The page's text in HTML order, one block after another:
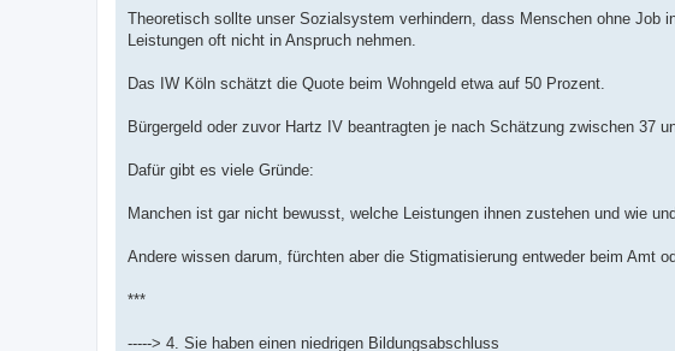
Theoretisch sollte unser Sozialsystem verhindern, dass Menschen ohne Job
Leistungen oft nicht in Anspruch nehmen.
Das IW Köln schätzt die Quote beim Wohngeld etwa auf 50 Prozent.
Bürgergeld oder zuvor Hartz IV beantragten je nach Schätzung zwischen 37
Dafür gibt es viele Gründe:
Manchen ist gar nicht bewusst, welche Leistungen ihnen zustehen und wie
Andere wissen darum, fürchten aber die Stigmatisierung entweder beim Amt
***
-----> 4. Sie haben einen niedrigen Bildungsabschluss